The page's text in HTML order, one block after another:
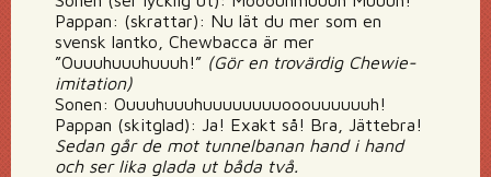
Pappan: (skrattar): Nu lät du mer som en
svensk lantko, Chewbacca är mer
”Ouuuhuuuhuuuh!” (Gör en trovärdig Chewie-
imitation)
Sonen: Ouuuhuuuhuuuuuuuuooouuuuuuh!
Pappan (skitglad): Ja! Exakt så! Bra, Jättebra!
Sedan går de mot tunnelbanan hand i hand
och ser lika glada ut båda två.